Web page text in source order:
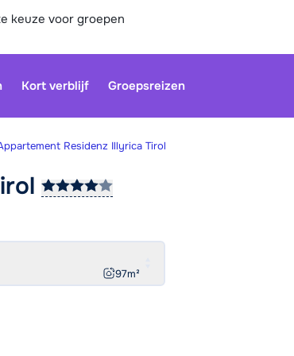
keuze voor groepen
Kort verblijf Groepsreizen
Residenz Illyrica Tirol
97m²